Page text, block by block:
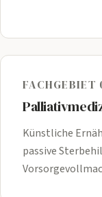
FACHGEBIET
Künstliche
passive